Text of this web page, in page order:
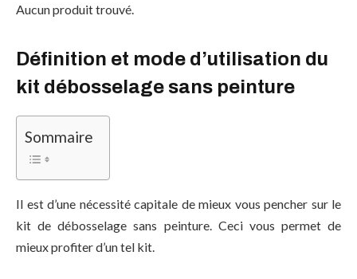
Aucun produit trouvé.
Définition et mode d’utilisation du
kit débosselage sans peinture
Sommaire
Il est d’une nécessité capitale de mieux vous pencher sur le
kit de débosselage sans peinture. Ceci vous permet de
mieux profiter d’un tel kit.